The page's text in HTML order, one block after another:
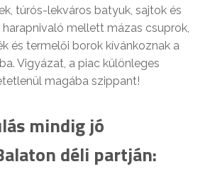
túrós-lekváros batyuk, sajtok és
mellett mázas csuprok,
és termelői borok kívánkoznak a
Vigyázat, a piac különleges
magába szippant!
mindig jó
déli partján: